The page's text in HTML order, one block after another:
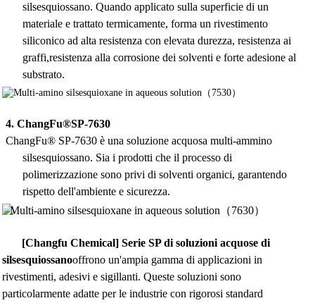
silsesquiossano. Quando applicato sulla superficie di un
materiale e trattato termicamente, forma un rivestimento
siliconico ad alta resistenza con elevata durezza, resistenza ai
graffi,resistenza alla corrosione dei solventi e forte adesione al
substrato.
4. ChangFu®SP-7630
ChangFu® SP-7630 è una soluzione acquosa multi-ammino
silsesquiossano. Sia i prodotti che il processo di
polimerizzazione sono privi di solventi organici, garantendo
rispetto dell'ambiente e sicurezza.
[Changfu Chemical] Serie SP di soluzioni acquose di
silsesquiossanooffrono un'ampia gamma di applicazioni in
rivestimenti, adesivi e sigillanti. Queste soluzioni sono
particolarmente adatte per le industrie con rigorosi standard